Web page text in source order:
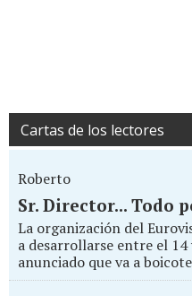
Cartas de los lectores
Roberto
Sr. Director... Todo
La organización del
a desarrollarse entre el 14
anunciado que va a